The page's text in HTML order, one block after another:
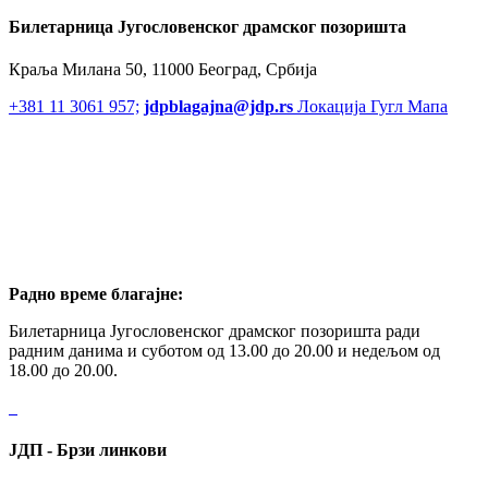
Билетарница Југословенског драмског позоришта
Краља Милана 50, 11000 Београд, Србија
+381 11 3061 957; jdpblagajna@jdp.rs Локација Гугл Мапа
Радно време благајне:
Билетарница Југословенског драмског позоришта ради
радним данима и суботом од 13.00 до 20.00 и недељом од
18.00 до 20.00.
ЈДП - Брзи линкови